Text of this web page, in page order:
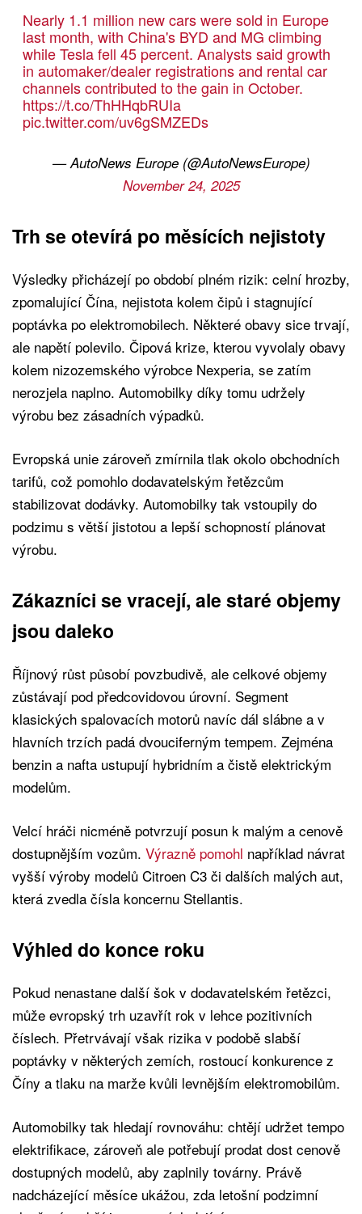
Nearly 1.1 million new cars were sold in Europe
last month, with China's BYD and MG climbing
while Tesla fell 45 percent. Analysts said growth
in automaker/dealer registrations and rental car
channels contributed to the gain in October.
https://t.co/ThHHqbRUIa
pic.twitter.com/uv6gSMZEDs
— AutoNews Europe (@AutoNewsEurope)
November 24, 2025
Trh se otevírá po měsících nejistoty
Výsledky přicházejí po období plném rizik: celní hrozby,
zpomalující Čína, nejistota kolem čipů i stagnující
poptávka po elektromobilech. Některé obavy sice trvají,
ale napětí polevilo. Čipová krize, kterou vyvolaly obavy
kolem nizozemského výrobce Nexperia, se zatím
nerozjela naplno. Automobilky díky tomu udržely
výrobu bez zásadních výpadků.
Evropská unie zároveň zmírnila tlak okolo obchodních
tarifů, což pomohlo dodavatelským řetězcům
stabilizovat dodávky. Automobilky tak vstoupily do
podzimu s větší jistotou a lepší schopností plánovat
výrobu.
Zákazníci se vracejí, ale staré objemy
jsou daleko
Říjnový růst působí povzbudivě, ale celkové objemy
zůstávají pod předcovidovou úrovní. Segment
klasických spalovacích motorů navíc dál slábne a v
hlavních trzích padá dvouciferným tempem. Zejména
benzin a nafta ustupují hybridním a čistě elektrickým
modelům.
Velcí hráči nicméně potvrzují posun k malým a cenově
dostupnějším vozům. Výrazně pomohl například návrat
vyšší výroby modelů Citroen C3 či dalších malých aut,
která zvedla čísla koncernu Stellantis.
Výhled do konce roku
Pokud nenastane další šok v dodavatelském řetězci,
může evropský trh uzavřít rok v lehce pozitivních
číslech. Přetrvávají však rizika v podobě slabší
poptávky v některých zemích, rostoucí konkurence z
Číny a tlaku na marže kvůli levnějším elektromobilům.
Automobilky tak hledají rovnováhu: chtějí udržet tempo
elektrifikace, zároveň ale potřebují prodat dost cenově
dostupných modelů, aby zaplnily továrny. Právě
nadcházející měsíce ukážou, zda letošní podzimní